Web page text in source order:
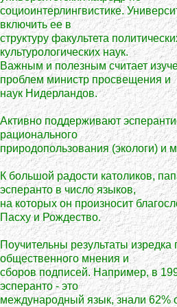
социоинтерлингвистике.
включить ее в
структуру факультета
культурологических наук.
Важным и полезным считает
проблем министр просвещения и
наук Нидерландов.
Активно поддерживают
рационального
природопользования (экологи) и
К большой радости католиков,
эсперанто в число языков,
на которых он произносит
Пасху и Рождество.
Поучительны результаты
общественного мнения и
сборов подписей. Например, в
эсперанто - это
международный язык, знали 62%